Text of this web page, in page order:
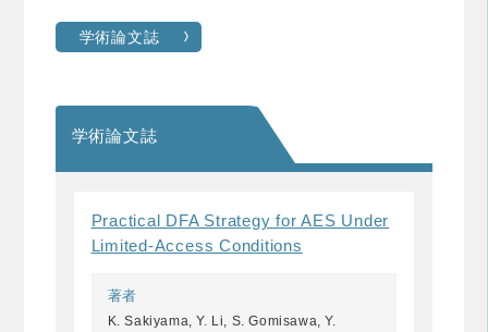
学術論文誌
学術論文誌
Practical DFA Strategy for AES Under
Limited-Access Conditions
著者
K. Sakiyama, Y. Li, S. Gomisawa, Y.